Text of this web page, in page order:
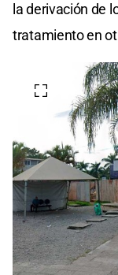
la derivación de
tratamiento en